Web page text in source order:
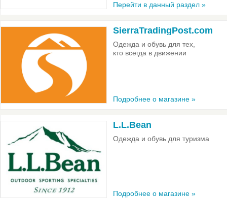
Перейти в данный раздел »
SierraTradingPost.com
Одежда и обувь для тех,
кто всегда в движении
Подробнее о магазине »
L.L.Bean
Одежда и обувь для туризма
Подробнее о магазине »